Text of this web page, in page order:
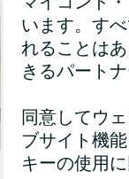
います。す
れることは
きるパート
同意してウ
ブサイト機
キーの使用